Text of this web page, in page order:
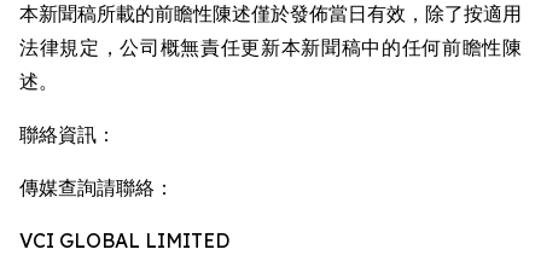
本新聞稿所載的前瞻性陳述僅於發佈當日有效，除了按適用
法律規定，公司概無責任更新本新聞稿中的任何前瞻性陳
述。
聯絡資訊：
傳媒查詢請聯絡：
VCI GLOBAL LIMITED